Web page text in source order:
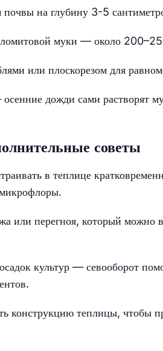
почвы на глубину 3-5
муки — около
или плоскорезом для
дожди сами растворят
советы
в теплице
или перегноя, который можно
культур — севооборот
конструкцию теплицы, чтобы